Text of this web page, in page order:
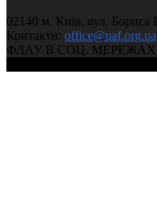
02140 м. Київ, вул. Бориса
Контакти: office@uaf.org.ua
ФЛАУ В СОЦ. МЕРЕЖАХ